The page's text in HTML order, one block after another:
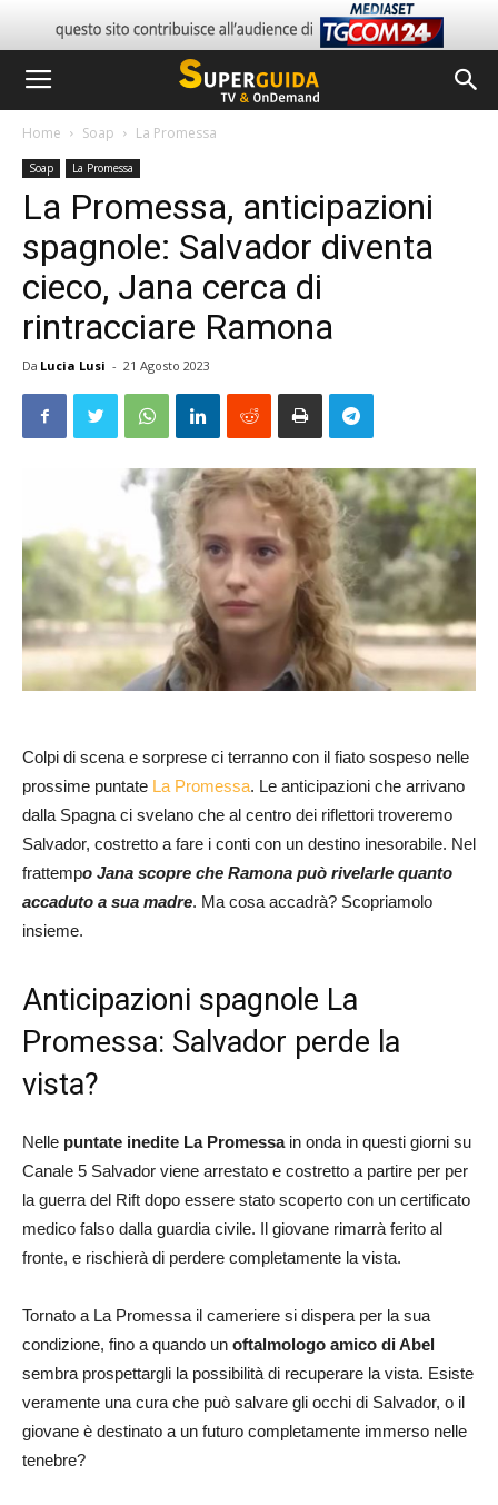
Home Soap La Promessa
Soap La Promessa
La Promessa, anticipazioni
spagnole: Salvador diventa
cieco, Jana cerca di
rintracciare Ramona
Da Lucia Lusi - 21 Agosto 2023
Colpi di scena e sorprese ci terranno con il fiato sospeso nelle
prossime puntate La Promessa. Le anticipazioni che arrivano
dalla Spagna ci svelano che al centro dei riflettori troveremo
Salvador, costretto a fare i conti con un destino inesorabile. Nel
frattempo Jana scopre che Ramona può rivelarle quanto
accaduto a sua madre. Ma cosa accadrà? Scopriamolo
insieme.
Anticipazioni spagnole La
Promessa: Salvador perde la
vista?
Nelle puntate inedite La Promessain onda in questi giorni su
Canale 5 Salvador viene arrestato e costretto a partire per per
la guerra del Rift dopo essere stato scoperto con un certificato
medico falso dalla guardia civile. Il giovane rimarrà ferito al
fronte, e rischierà di perdere completamente la vista.
Tornato a La Promessa il cameriere si dispera per la sua
condizione, fino a quando un oftalmologo amico di Abel
sembra prospettargli la possibilità di recuperare la vista. Esiste
veramente una cura che può salvare gli occhi di Salvador, o il
giovane è destinato a un futuro completamente immerso nelle
tenebre?